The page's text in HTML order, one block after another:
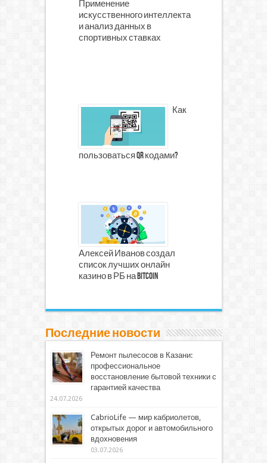
Применение
искусственного интеллекта
и анализ данных в
спортивных ставках
Как
пользоваться qr кодами?
Алексей Иванов создал
список лучших онлайн
казино в РБ на Bitcoin
Последние новости
Ремонт пылесосов в Казани:
профессиональное
восстановление бытовой техники с
гарантией качества
24.07.2026
CabrioLife — мир кабриолетов,
открытых дорог и автомобильного
вдохновения
03.07.2026